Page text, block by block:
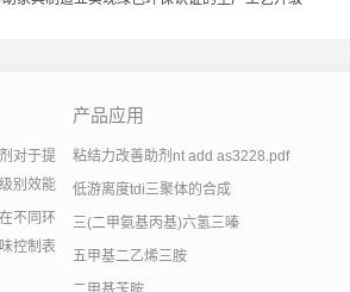
对于提
别效能
不同环
控制表
产品应用
粘结力改善助剂nt add as3228.pdf
低游离度tdi三聚体的合成
三(二甲氨基丙基)六氢三嗪
五甲基二乙烯三胺